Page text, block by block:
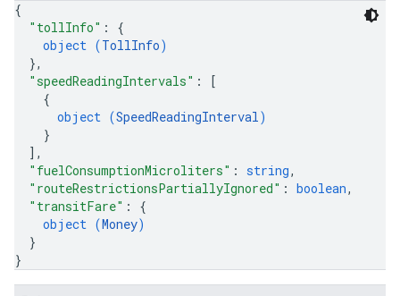
{
"tollInfo" : {
object (TollInfo)
},
"speedReadingIntervals" :
[
{
object (SpeedReadingInterval)
}
] ,
"fuelConsumptionMicroliters" : string,
"routeRestrictionsPartiallyIgnored" : boolean,
"transitFare" : {
object (Money)
}
}